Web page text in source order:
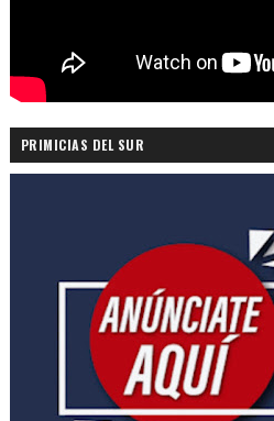
PRIMICIAS DEL SUR